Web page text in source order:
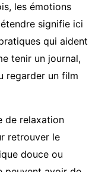
les émotions
signifie ici
qui aident
tenir un journal,
regarder un film
de relaxation
retrouver le
douce ou